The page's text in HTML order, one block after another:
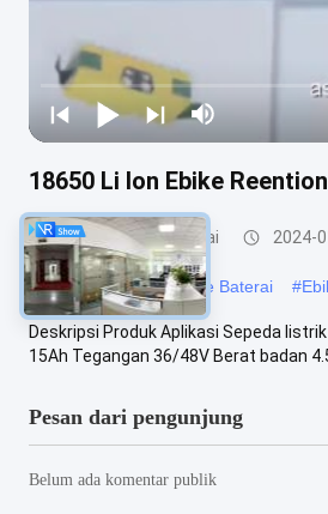
18650 Li Ion Ebike
E Bike Lithium Baterai 2024-
#18650 Downtube Ebike Baterai #
Deskripsi Produk Aplikasi Sepeda
15Ah Tegangan 36/48V Berat badan
Pesan dari pengunjung
Belum ada komentar publik